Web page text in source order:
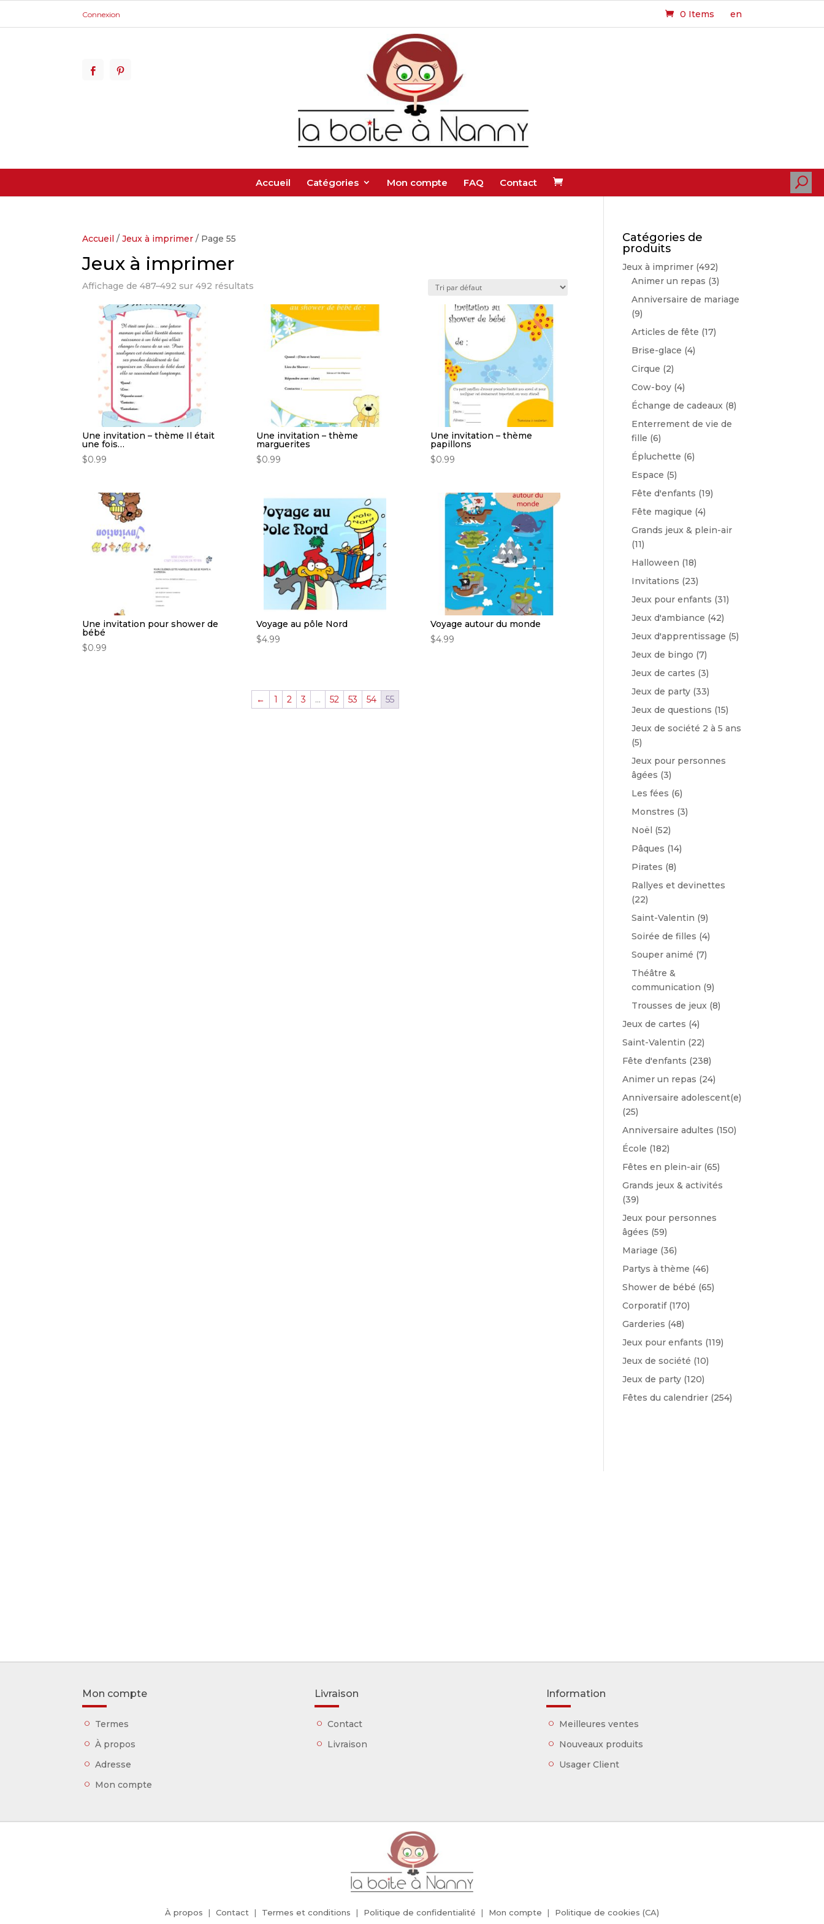
Connexion 0 Items en
Accueil Catégories Mon compte FAQ Contact U
Accueil /Jeux à imprimer / Page 55
Jeux à imprimer
Affichage de 487–492 sur 492 résultats
Une invitation – thème Il était
une fois…
$0.99
Une invitation – thème
marguerites
$0.99
Une invitation – thème
papillons
$0.99
Une invitation pour shower de
bébé
$0.99
Voyage au pôle Nord
$4.99
Voyage autour du monde
$4.99
← 1 2 3 … 52 53 54 55
Catégories de
produits
Jeux à imprimer (492)
Animer un repas (3)
Anniversaire de mariage
(9)
Articles de fête (17)
Brise-glace (4)
Cirque (2)
Cow-boy (4)
Échange de cadeaux (8)
Enterrement de vie de
fille (6)
Épluchette (6)
Espace (5)
Fête d'enfants (19)
Fête magique (4)
Grands jeux & plein-air
(11)
Halloween (18)
Invitations (23)
Jeux pour enfants (31)
Jeux d'ambiance (42)
Jeux d'apprentissage (5)
Jeux de bingo (7)
Jeux de cartes (3)
Jeux de party (33)
Jeux de questions (15)
Jeux de société 2 à 5 ans
(5)
Jeux pour personnes
âgées (3)
Les fées (6)
Monstres (3)
Noël (52)
Pâques (14)
Pirates (8)
Rallyes et devinettes
(22)
Saint-Valentin (9)
Soirée de filles (4)
Souper animé (7)
Théâtre &
communication (9)
Trousses de jeux (8)
Jeux de cartes (4)
Saint-Valentin (22)
Fête d'enfants (238)
Animer un repas (24)
Anniversaire adolescent(e)
(25)
Anniversaire adultes (150)
École (182)
Fêtes en plein-air (65)
Grands jeux & activités
(39)
Jeux pour personnes
âgées (59)
Mariage (36)
Partys à thème (46)
Shower de bébé (65)
Corporatif (170)
Garderies (48)
Jeux pour enfants (119)
Jeux de société (10)
Jeux de party (120)
Fêtes du calendrier (254)
Mon compte
Termes
À propos
Adresse
Mon compte
Livraison
Contact
Livraison
Information
Meilleures ventes
Nouveaux produits
Usager Client
À propos Contact Termes et conditions Politique de confidentialité Mon compte Politique de cookies (CA)